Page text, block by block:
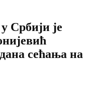
Србији је
сећања на